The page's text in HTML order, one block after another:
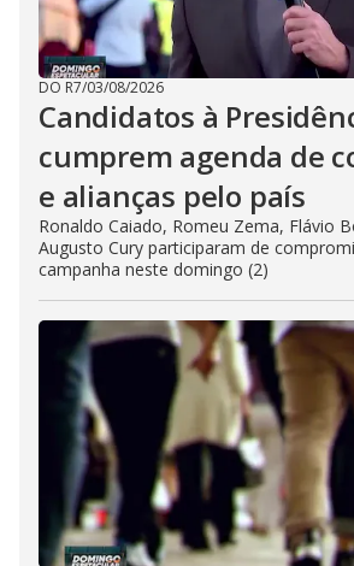
DO R7/03/08/2026
Candidatos à
cumprem agenda de
e alianças pelo país
Ronaldo Caiado, Romeu Zema, Flávio
Augusto Cury participaram de
campanha neste domingo (2)